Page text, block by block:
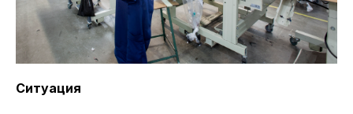
Ситуация